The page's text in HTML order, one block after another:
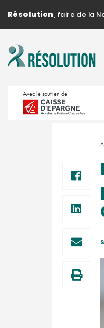
Résolution, faire de la
Avec le soutien de